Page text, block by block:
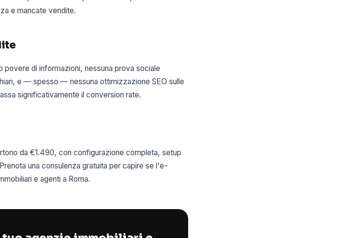
e mancate vendite.
di informazioni, nessuna prova sociale
e — spesso — nessuna ottimizzazione SEO sulle
significativamente il conversion rate.
da €1.490, con configurazione completa, setup
una consulenza gratuita per capire se l'e-
e agenti a Roma.